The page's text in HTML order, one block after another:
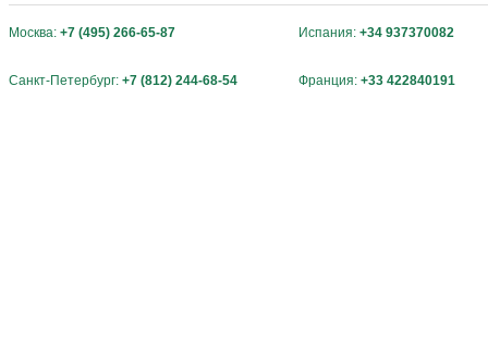
Москва: +7 (495) 266-65-87 Испания: +34 937370082
Санкт-Петербург: +7 (812) 244-68-54 Франция: +33 422840191